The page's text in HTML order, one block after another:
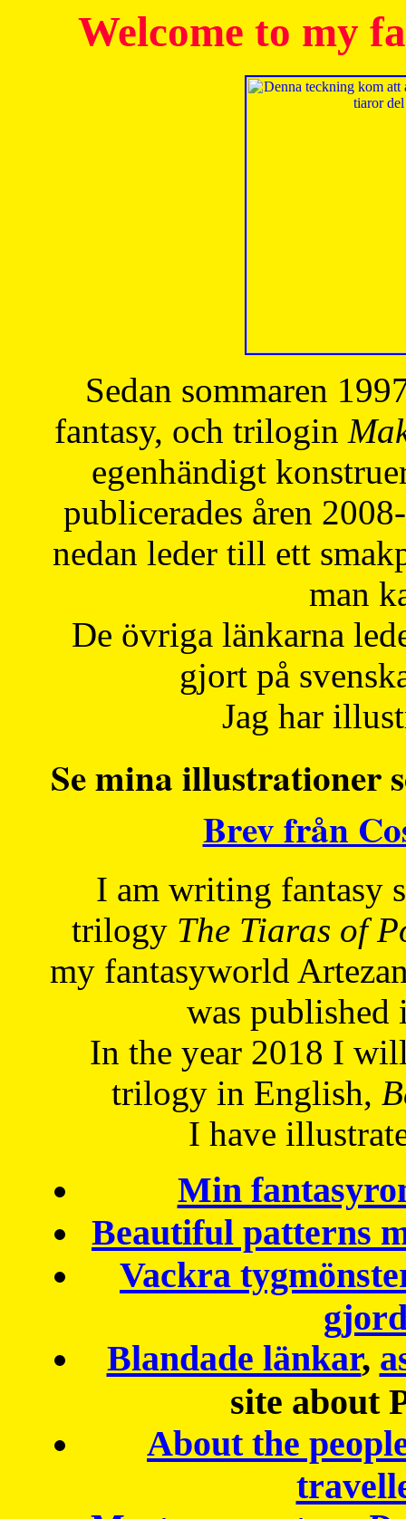
Welcome to my
Sedan sommaren
fantasy, och trilogin
egenhändigt
publicerades åren
nedan leder till ett
man
De övriga länkarna
gjort på
Jag har
Se mina illustrationer
Brev från
I am writing fantasy
trilogy The Tiaras of
my fantasyworld
was published
In the year 2018 I
trilogy in English,
I have
Min
Beautiful patterns
Vackra
Blandade länkar,
site about
About the